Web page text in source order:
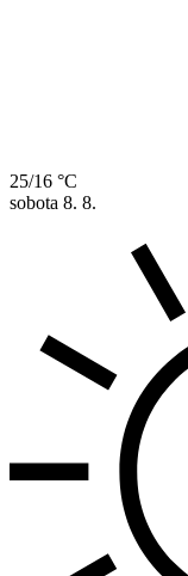
25/16 °C
sobota 8. 8.